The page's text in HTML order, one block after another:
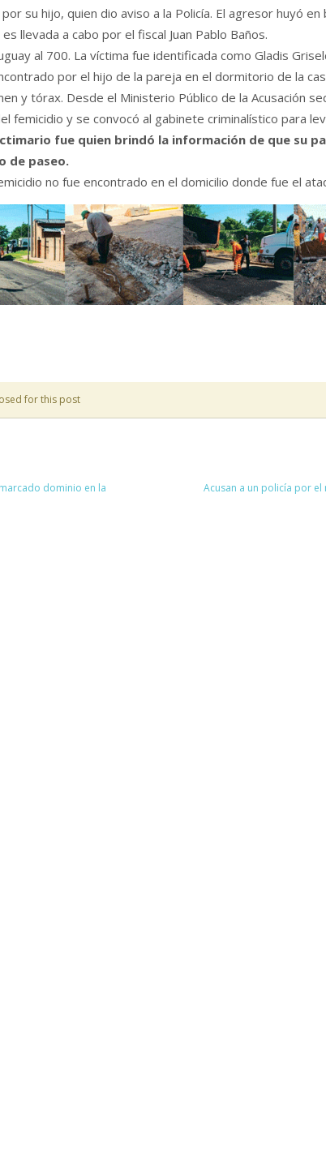
su hijo, quien dio aviso a la Policía. El agresor huyó
llevada a cabo por el fiscal Juan Pablo Baños.
al 700. La víctima fue identificada como Gladis
por el hijo de la pareja en el dormitorio de la
y tórax. Desde el Ministerio Público de la Acusación
femicidio y se convocó al gabinete criminalístico para
fue quien brindó la información de que su
de paseo.
no fue encontrado en el domicilio donde fue el
for this post
dominio en la
Acusan a un policía por